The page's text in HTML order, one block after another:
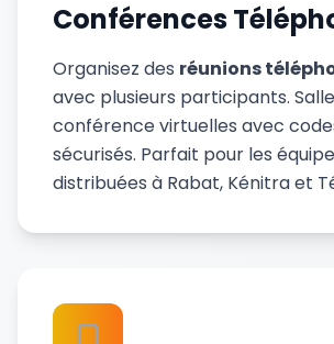
Conférences
Organisez des réunions
avec plusieurs participants.
conférence virtuelles avec
sécurisés. Parfait pour les
distribuées à Rabat, Kénitra et